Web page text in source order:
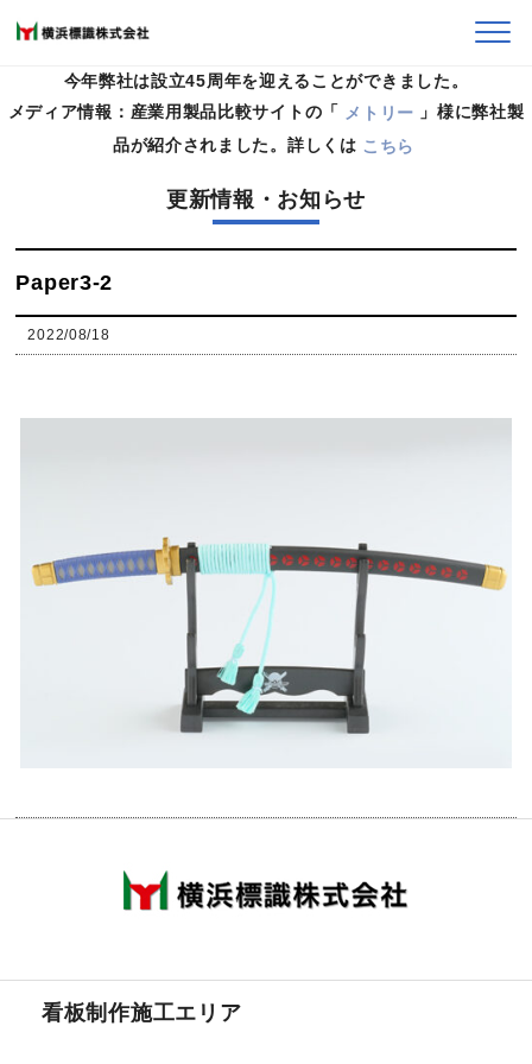
今年弊社は設立45周年を迎えることができました。
メディア情報：産業用製品比較サイトの「
メトリー
」様に弊社製
品が紹介されました。詳しくは こちら
HOME > ペーパーナイフ > Paper3-2
更新情報・お知らせ
Paper3-2
2022/08/18
看板制作施工エリア